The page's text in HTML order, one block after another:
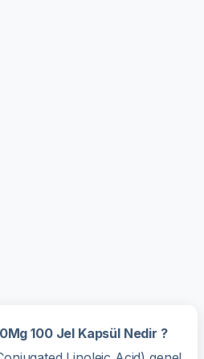
100 Jel Kapsül Nedir ?